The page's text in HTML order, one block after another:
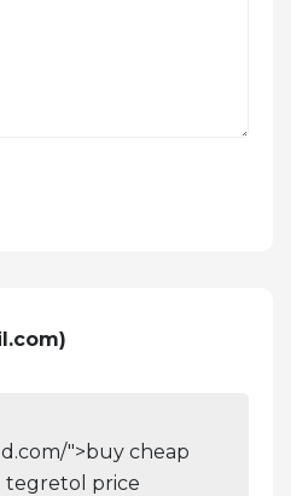
)
">buy cheap
tegretol price